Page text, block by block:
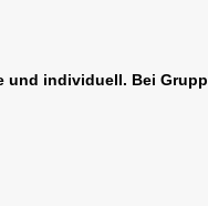
und individuell. Bei